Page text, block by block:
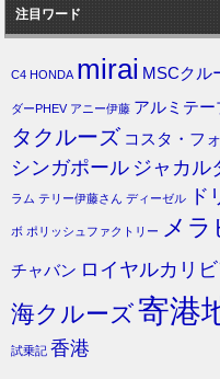
注目ワード
C4 HONDA mirai MSCクル
ダーPHEV アニー伊藤 アルミテー
タクルーズ コスタ・フ
シンガポール ジャカル
ラム テリー伊藤さん ディーゼル ド
ボ ポリッシュファクトリー メラ
チャバン ロイヤルカリ
海クルーズ寄港
試乗記 香港